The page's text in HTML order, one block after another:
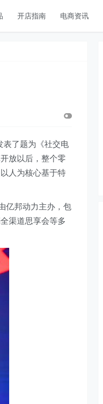
开店指南 电商资讯
表了题为《社交电
放以后，整个零
人为核心基于特
亿邦动力主办，包
渠道思享会等多